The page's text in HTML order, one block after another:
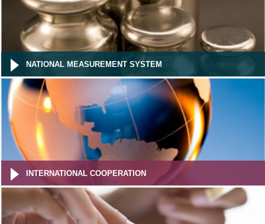
NATIONAL MEASUREMENT SYSTEM
INTERNATIONAL COOPERATION